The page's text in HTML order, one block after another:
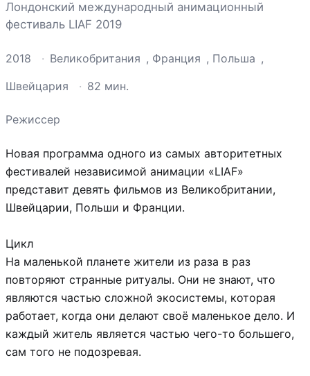
Лондонский международный анимационный
фестиваль LIAF 2019
2018 · Великобритания , Франция , Польша ,
Швейцария
· 82 мин.
Режиссер
Новая программа одного из самых авторитетных
фестивалей независимой анимации «LIAF»
представит девять фильмов из Великобритании,
Швейцарии, Польши и Франции.
Цикл
На маленькой планете жители из раза в раз
повторяют странные ритуалы. Они не знают, что
являются частью сложной экосистемы, которая
работает, когда они делают своё маленькое дело. И
каждый житель является частью чего-то большего,
сам того не подозревая.